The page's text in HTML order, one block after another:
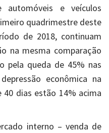
automóveis e veículos
quadrimestre deste
de 2018, continuam
na mesma comparação
pela queda de 45% nas
econômica na
dias estão 14% acima
interno – venda de